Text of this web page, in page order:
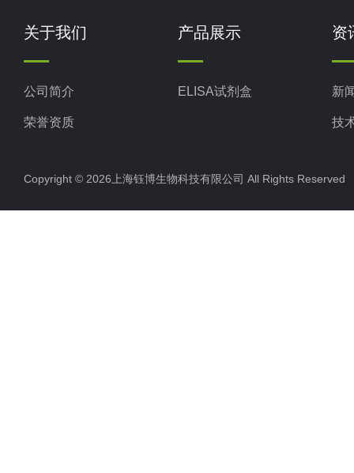
关于我们
公司简介
荣誉资质
产品展示
ELISA试剂盒
资
新
技
Copyright © 2026上海钰博生物科技有限公司 All Rights